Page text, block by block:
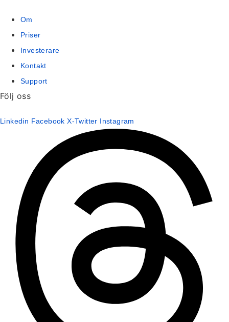
Om
Priser
Investerare
Kontakt
Support
Följ oss
Linkedin Facebook X-Twitter Instagram